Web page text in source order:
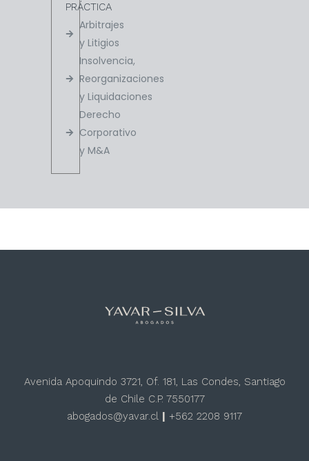
PRÁCTICA
Arbitrajes
y Litigios
Insolvencia,
Reorganizaciones
y Liquidaciones
Derecho
Corporativo
y M&A
Avenida Apoquindo 3721, Of. 181, Las Condes, Santiago
de Chile C.P. 7550177
abogados@yavar.cl | +562 2208 9117